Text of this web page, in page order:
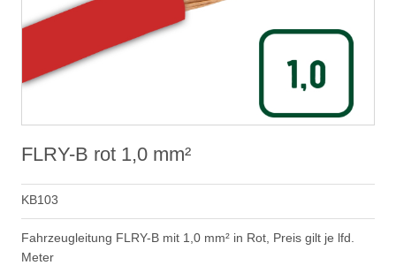
FLRY-B rot 1,0 mm²
KB103
Fahrzeugleitung FLRY-B mit 1,0 mm² in Rot, Preis gilt je lfd.
Meter